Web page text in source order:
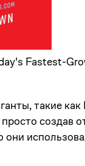
Fastest-
такие
создав
они